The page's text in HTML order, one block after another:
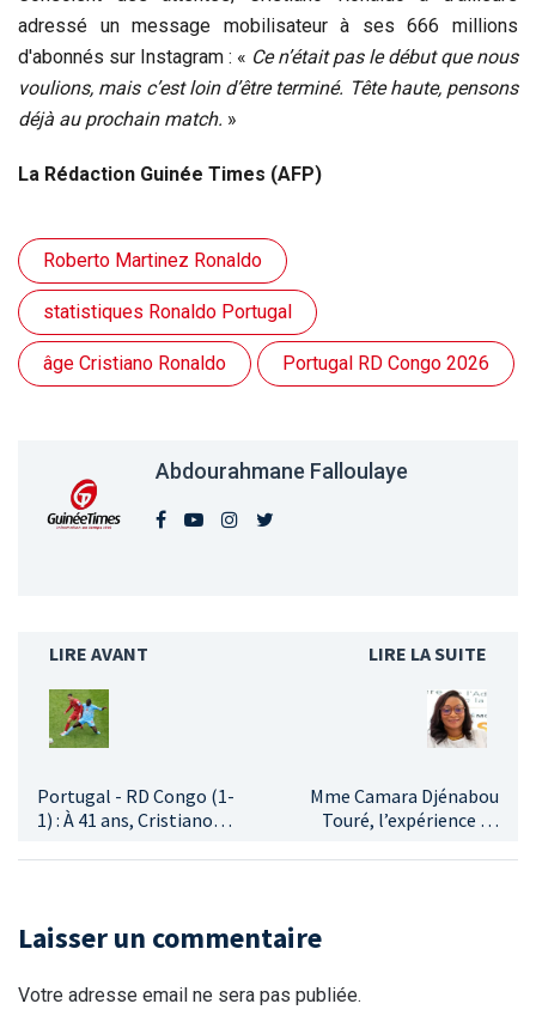
adressé un message mobilisateur à ses 666 millions
d'abonnés sur Instagram : « Ce n’était pas le début que nous
voulions, mais c’est loin d’être terminé. Tête haute, pensons
déjà au prochain match. »
La Rédaction Guinée Times (AFP)
Roberto Martinez Ronaldo
statistiques Ronaldo Portugal
âge Cristiano Ronaldo Portugal RD Congo 2026
Abdourahmane Falloulaye
LIRE AVANT
Portugal - RD Congo (1-
1) : À 41 ans, Cristiano
niveau international ?
LIRE LA SUITE
Mme Camara Djénabou
Touré, l’expérience au
territoriaux sous la 5ème
Laisser un commentaire
Votre adresse email ne sera pas publiée.